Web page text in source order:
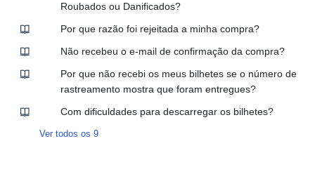
Roubados ou Danificados?
Por que razão foi rejeitada a minha compra?
Não recebeu o e-mail de confirmação da compra?
Por que não recebi os meus bilhetes se o número de
rastreamento mostra que foram entregues?
Com dificuldades para descarregar os bilhetes?
Ver todos os 9